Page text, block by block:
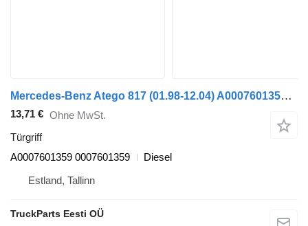
Mercedes-Benz Atego 817 (01.98-12.04) A0007601359 Türgriff für Mercedes-Benz Atego, Atego 2, Atego 3 (1996-) Sattelzugmaschine
13,71 € Ohne MwSt.
Türgriff
A0007601359 0007601359
Diesel
Estland, Tallinn
TruckParts Eesti OÜ